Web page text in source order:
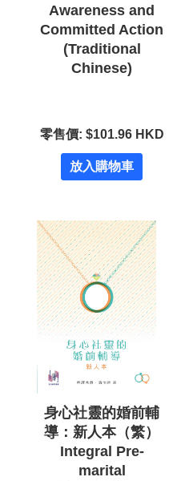
Awareness and
Committed Action
(Traditional
Chinese)
零售價: $101.96 HKD
放入購物車
身心社靈的婚前輔
導：新人本（繁）
Integral Pre-
marital